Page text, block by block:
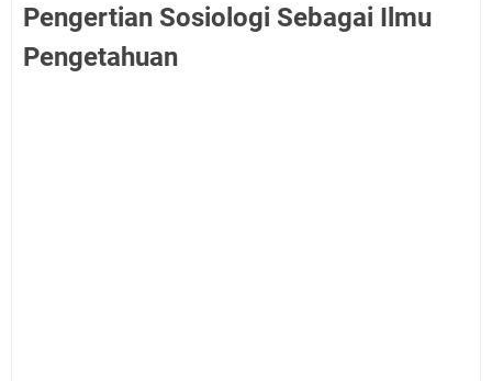
Pengertian Sosiologi Sebagai Ilmu
Pengetahuan